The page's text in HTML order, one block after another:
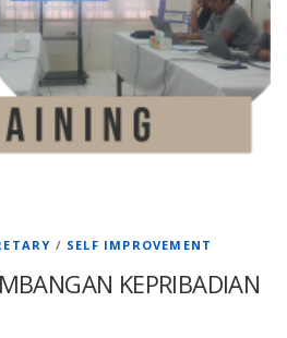
/ SELF IMPROVEMENT
KEPRIBADIAN